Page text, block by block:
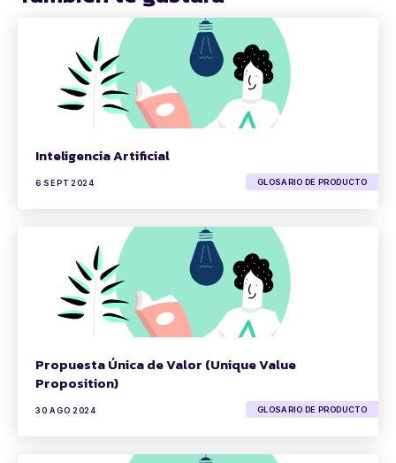
Inteligencia Artificial
6 SEPT 2024 GLOSARIO DE PRODUCTO
Propuesta Única de Valor (Unique Value
Proposition)
30 AGO 2024 GLOSARIO DE PRODUCTO